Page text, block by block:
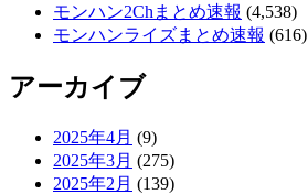
モンハン2Chまとめ速報 (4,538)
モンハンライズまとめ速報 (616)
アーカイブ
2025年4月 (9)
2025年3月 (275)
2025年2月 (139)